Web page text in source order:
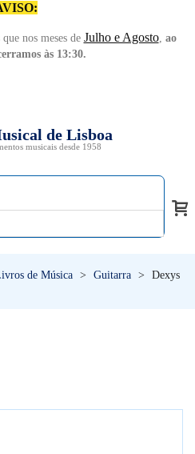
nos meses de Julho e Agosto, ao
às 13:30.
de Lisboa
musicais desde 1958
de Música > Guitarra >
Dexys